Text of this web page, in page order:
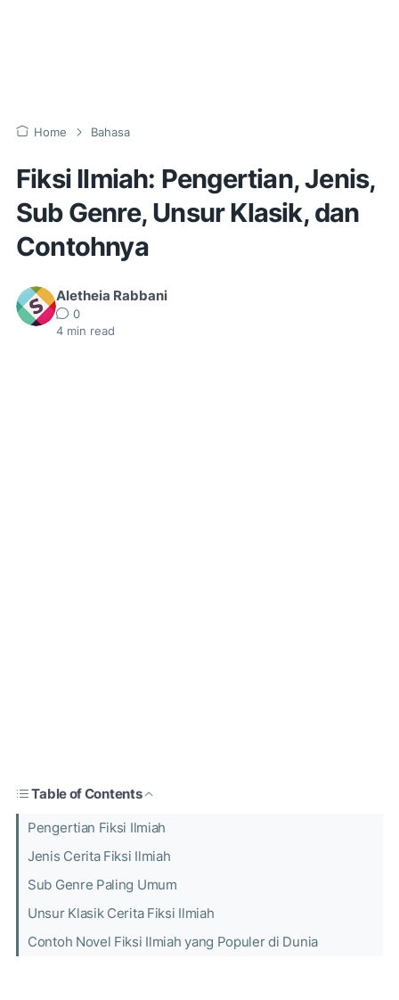
Home Bahasa
Fiksi Ilmiah: Pengertian, Jenis,
Sub Genre, Unsur Klasik, dan
Contohnya
Aletheia Rabbani
0
4 min read
Table of Contents
Pengertian Fiksi Ilmiah
Jenis Cerita Fiksi Ilmiah
Sub Genre Paling Umum
Unsur Klasik Cerita Fiksi Ilmiah
Contoh Novel Fiksi Ilmiah yang Populer di Dunia